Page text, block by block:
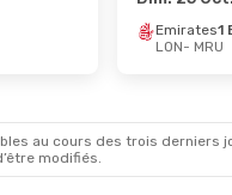
- Lun. 26 Oct.
Emirates1
LON- MRU
au cours des trois derniers
modifiés.